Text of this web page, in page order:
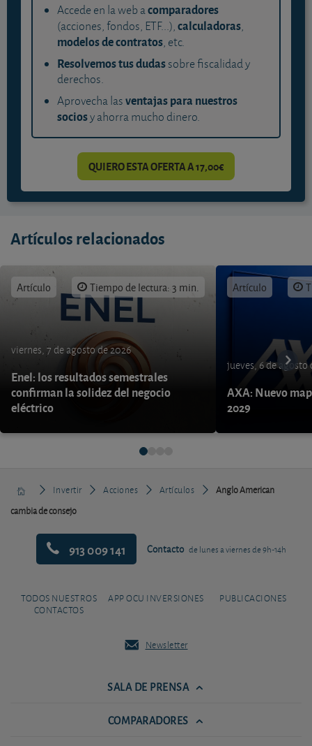
Accede en la web acomparadores
(acciones, fondos, ETF...),calculadoras,
modelos de contratos, etc.
Resolvemos tus dudassobre fiscalidad y
derechos.
Aprovecha lasventajas para nuestros
sociosy ahorra mucho dinero.
QUIERO ESTA OFERTA A 17,00€
Artículos relacionados
Artículo Tiempo de lectura: 3 min.
viernes, 7 de agosto de 2026
Enel: los resultados semestrales
confirman la solidez del negocio
eléctrico
Artículo
jueves, 6 de agosto
AXA: Nuevo
2029
Invertir Acciones Artículos
Anglo American
cambia de consejo
913 009 141 Contacto de lunes a viernes de 9h-14h
TODOS NUESTROS
CONTACTOS
APP OCU INVERSIONES PUBLICACIONES
Newsletter
SALA DE PRENSA
COMPARADORES